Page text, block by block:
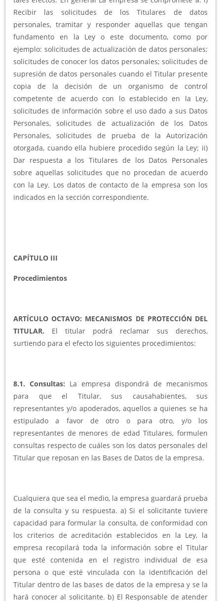
Recibir las solicitudes de los Titulares de datos
personales, tramitar y responder aquellas que tengan
fundamento en la Ley o este documento, como por
ejemplo: solicitudes de actualización de datos personales;
solicitudes de conocer los datos personales; solicitudes de
supresión de datos personales cuando el Titular presente
copia de la decisión de un organismo de control
competente de acuerdo con lo establecido en la Ley,
solicitudes de información sobre el uso dado a sus Datos
Personales, solicitudes de actualización de los Datos
Personales, solicitudes de prueba de la Autorización
otorgada, cuando ella hubiere procedido según la Ley; ii)
Dar respuesta a los Titulares de los Datos Personales
sobre aquellas solicitudes que no procedan de acuerdo
con la Ley. Los datos de contacto de la empresa son los
indicados en la sección correspondiente.
CAPÍTULO III
Procedimientos
ARTÍCULO OCTAVO: MECANISMOS DE PROTECCIÓN DEL
TITULAR. El titular podrá reclamar sus derechos,
surtiendo para el efecto los siguientes procedimientos:
8.1. Consultas: La empresa dispondrá de mecanismos
para que el Titular, sus causahabientes, sus
representantes y/o apoderados, aquellos a quienes se ha
estipulado a favor de otro o para otro, y/o los
representantes de menores de edad Titulares, formulen
consultas respecto de cuáles son los datos personales del
Titular que reposan en las Bases de Datos de la empresa.
Cualquiera que sea el medio, la empresa guardará prueba
de la consulta y su respuesta. a) Si el solicitante tuviere
capacidad para formular la consulta, de conformidad con
los criterios de acreditación establecidos en la Ley, la
empresa recopilará toda la información sobre el Titular
que esté contenida en el registro individual de esa
persona o que esté vinculada con la identificación del
Titular dentro de las bases de datos de la empresa y se la
hará conocer al solicitante. b) El Responsable de atender